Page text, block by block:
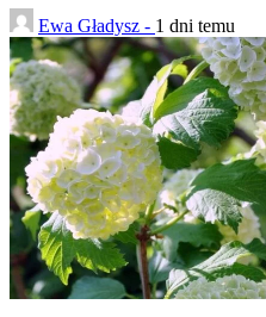
Ewa Gładysz - 1 dni temu